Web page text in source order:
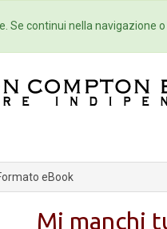
Autori Eventi
eBook
Mi manchi
continui nella navigazione